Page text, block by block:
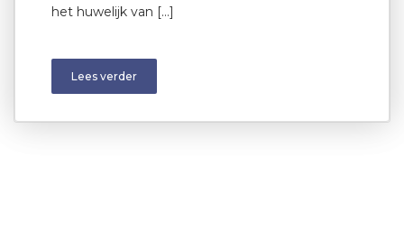
het huwelijk van […]
Lees verder